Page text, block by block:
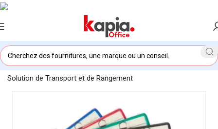
Accueil/KAPIA OFFICE MAROC/Pochette à Anse 1/5 –
Solution de Transport et de Rangement